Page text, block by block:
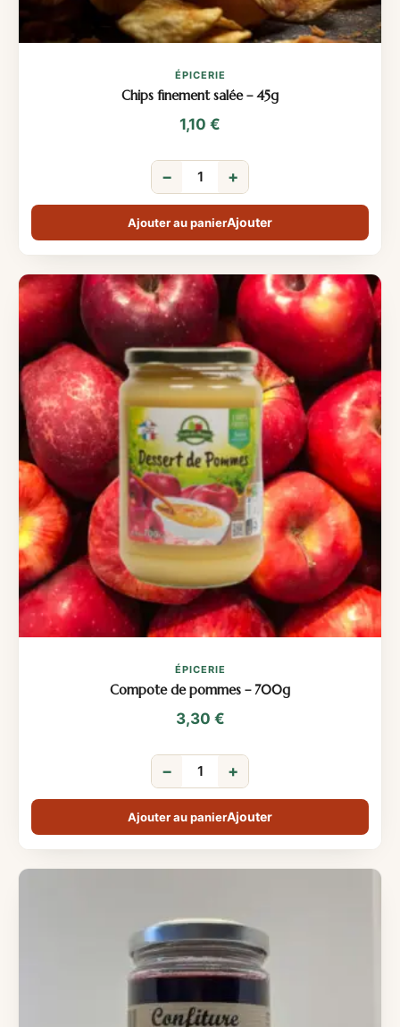
ÉPICERIE
Chips finement salée – 45g
1,10 €
− +
Ajouter au panier
ÉPICERIE
Compote de pommes – 700g
3,30 €
− +
Ajouter au panier